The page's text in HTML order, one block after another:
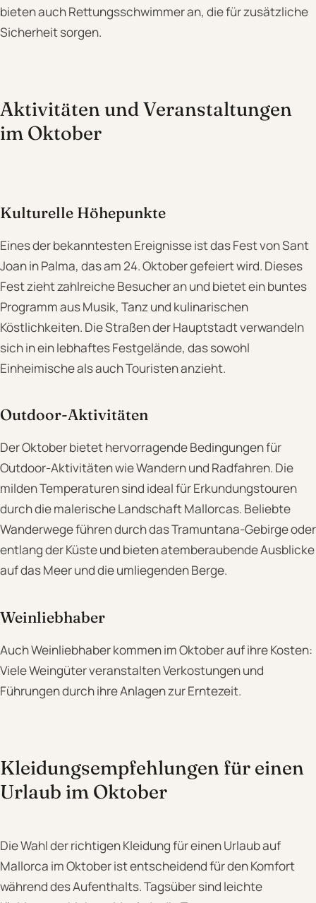
bieten auch Rettungsschwimmer an, die für zusätzliche
Sicherheit sorgen.
Aktivitäten und Veranstaltungen
im Oktober
Kulturelle Höhepunkte
Eines der bekanntesten Ereignisse ist das Fest von Sant
Joan in Palma, das am 24. Oktober gefeiert wird. Dieses
Fest zieht zahlreiche Besucher an und bietet ein buntes
Programm aus Musik, Tanz und kulinarischen
Köstlichkeiten. Die Straßen der Hauptstadt verwandeln
sich in ein lebhaftes Festgelände, das sowohl
Einheimische als auch Touristen anzieht.
Outdoor-Aktivitäten
Der Oktober bietet hervorragende Bedingungen für
Outdoor-Aktivitäten wie Wandern und Radfahren. Die
milden Temperaturen sind ideal für Erkundungstouren
durch die malerische Landschaft Mallorcas. Beliebte
Wanderwege führen durch das Tramuntana-Gebirge oder
entlang der Küste und bieten atemberaubende Ausblicke
auf das Meer und die umliegenden Berge.
Weinliebhaber
Auch Weinliebhaber kommen im Oktober auf ihre Kosten:
Viele Weingüter veranstalten Verkostungen und
Führungen durch ihre Anlagen zur Erntezeit.
Kleidungsempfehlungen für einen
Urlaub im Oktober
Die Wahl der richtigen Kleidung für einen Urlaub auf
Mallorca im Oktober ist entscheidend für den Komfort
während des Aufenthalts. Tagsüber sind leichte